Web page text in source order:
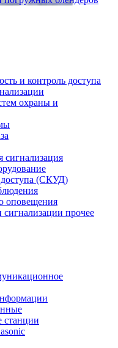
и контроль доступа
охраны и
доступа (СКУД)
оповещения
прочее